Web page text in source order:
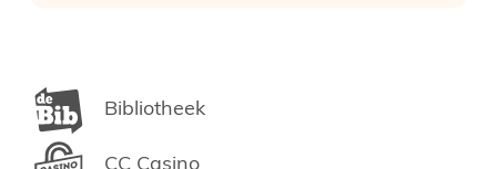
In de kijker
Bibliotheek